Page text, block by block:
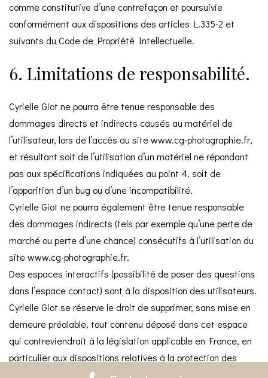
comme constitutive d’une contrefaçon et poursuivie
conformément aux dispositions des articles L.335-2 et
suivants du Code de Propriété Intellectuelle.
6. Limitations de responsabilité.
Cyrielle Giot ne pourra être tenue responsable des
dommages directs et indirects causés au matériel de
l’utilisateur, lors de l’accès au sitewww.cg-photographie.fr,
et résultant soit de l’utilisation d’un matériel ne répondant
pas aux spécifications indiquées au point 4, soit de
l’apparition d’un bug ou d’une incompatibilité.
Cyrielle Giot ne pourra également être tenue responsable
des dommages indirects (tels par exemple qu’une perte de
marché ou perte d’une chance) consécutifs à l’utilisation du
sitewww.cg-photographie.fr.
Des espaces interactifs (possibilité de poser des questions
dans l’espace contact) sont à la disposition des utilisateurs.
Cyrielle Giot se réserve le droit de supprimer, sans mise en
demeure préalable, tout contenu déposé dans cet espace
qui contreviendrait à la législation applicable en France, en
particulier aux dispositions relatives à la protection des
données. Le cas échéant, Cyrielle Giot se réserve